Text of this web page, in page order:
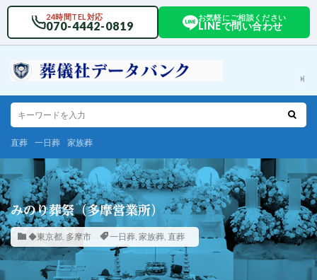
24時間TEL対応
070-4442-0819
お気軽にご相談ください
LINEで問い合わせ
直葬 一日葬 家族葬
みのり葬祭（多摩営業所）
◆東京都, 多摩市 一日葬, 家族葬, 直葬